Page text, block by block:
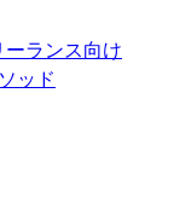
ーランス向け
ッド